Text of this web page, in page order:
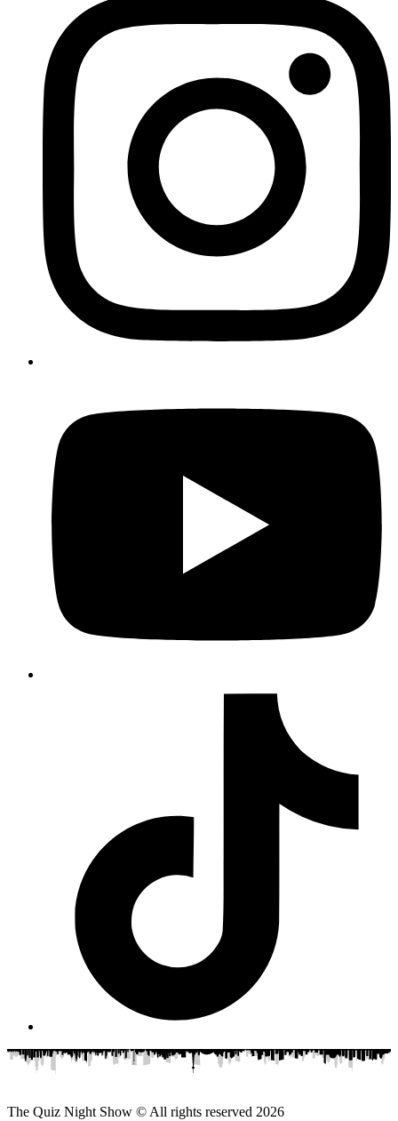
The Quiz Night Show © All rights reserved 2026